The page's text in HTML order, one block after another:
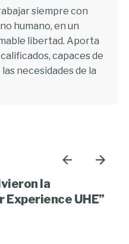
siempre con
humano, en un
libertad. Aporta
capaces de
necesidades de la
la
Experience UHE”